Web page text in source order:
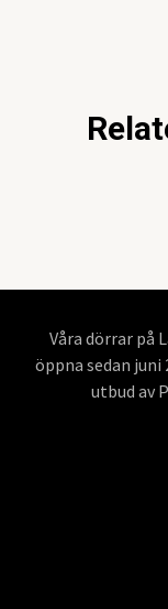
Våra dörrar på
öppna sedan
utbud av